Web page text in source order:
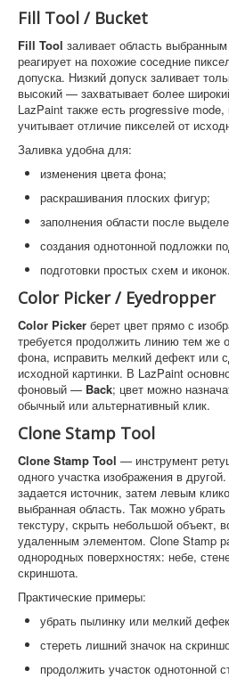
Fill Tool / Bucket
Fill Tool заливает область
реагирует на похожие соседние
допуска. Низкий допуск заливает
высокий — захватывает более
LazPaint также есть progressive mode,
учитывает отличие пикселей от
Заливка удобна для:
изменения цвета фона;
раскрашивания плоских фигур;
заполнения области после
создания однотонной подложки
подготовки простых схем и иконок.
Color Picker / Eyedropper
Color Picker берет цвет прямо с
требуется продолжить линию тем же
фона, исправить мелкий дефект или
исходной картинки. В LazPaint
фоновый — Back; цвет можно
обычный или альтернативный клик.
Clone Stamp Tool
Clone Stamp Tool — инструмент
одного участка изображения в
задается источник, затем левым
выбранная область. Так можно
текстуру, скрыть небольшой объект,
удаленным элементом. Clone Stamp
однородных поверхностях: небе,
скриншота.
Практические примеры:
убрать пылинку или мелкий
стереть лишний значок на
продолжить участок однотонной